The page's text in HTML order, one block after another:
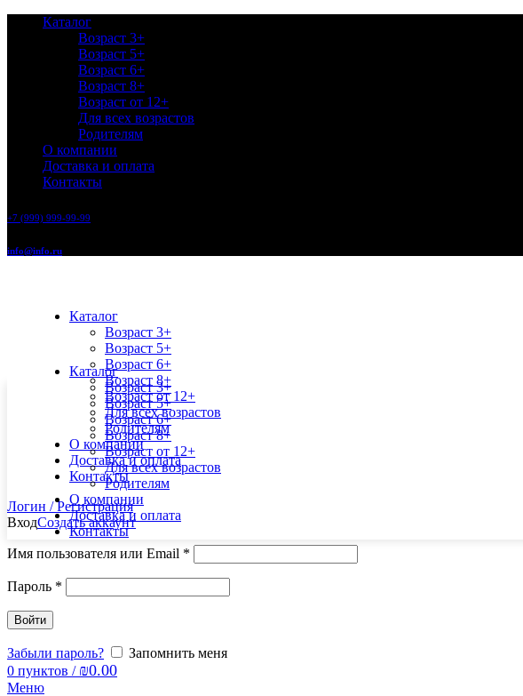
Каталог
Возраст 3+
Возраст 5+
Возраст 6+
Возраст 8+
Возраст от 12+
Для всех возрастов
Родителям
О компании
Доставка и оплата
Контакты
+7 (999) 999-99-99
info@info.ru
Каталог
Возраст 3+
Возраст 5+
Возраст 6+
Возраст 8+
Возраст от 12+
Для всех возрастов
Родителям
О компании
Доставка и оплата
Контакты
Логин / Регистрация
ВходСоздать аккаунт
Имя пользователя или Email *
Пароль *
Войти
Забыли пароль?
Запомнить меня
0 пунктов / ₪0.00
Меню
Каталог
Возраст 3+
Возраст 5+
Возраст 6+
Возраст 8+
Возраст от 12+
Для всех возрастов
Родителям
О компании
Доставка и оплата
Контакты